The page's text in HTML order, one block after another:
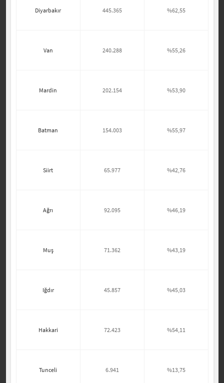
Diyarbakır 445.365 %62,55
Van 240.288 %55,26
Mardin 202.154 %53,90
Batman 154.003 %55,97
Siirt 65.977 %42,76
Ağrı 92.095 %46,19
Muş 71.362 %43,19
Iğdır 45.857 %45,03
Hakkari 72.423 %54,11
Tunceli 6.941 %13,75